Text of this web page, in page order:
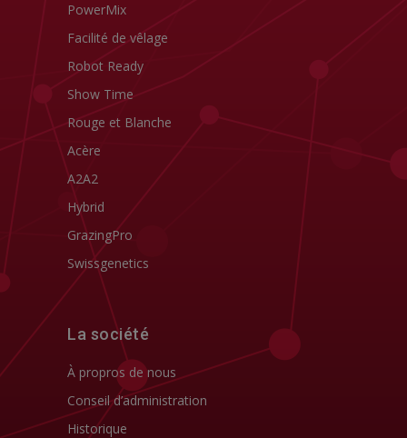
PowerMix
Facilité de vêlage
Robot Ready
Show Time
Rouge et Blanche
Acère
A2A2
Hybrid
GrazingPro
Swissgenetics
La société
À propros de nous
Conseil d’administration
Historique